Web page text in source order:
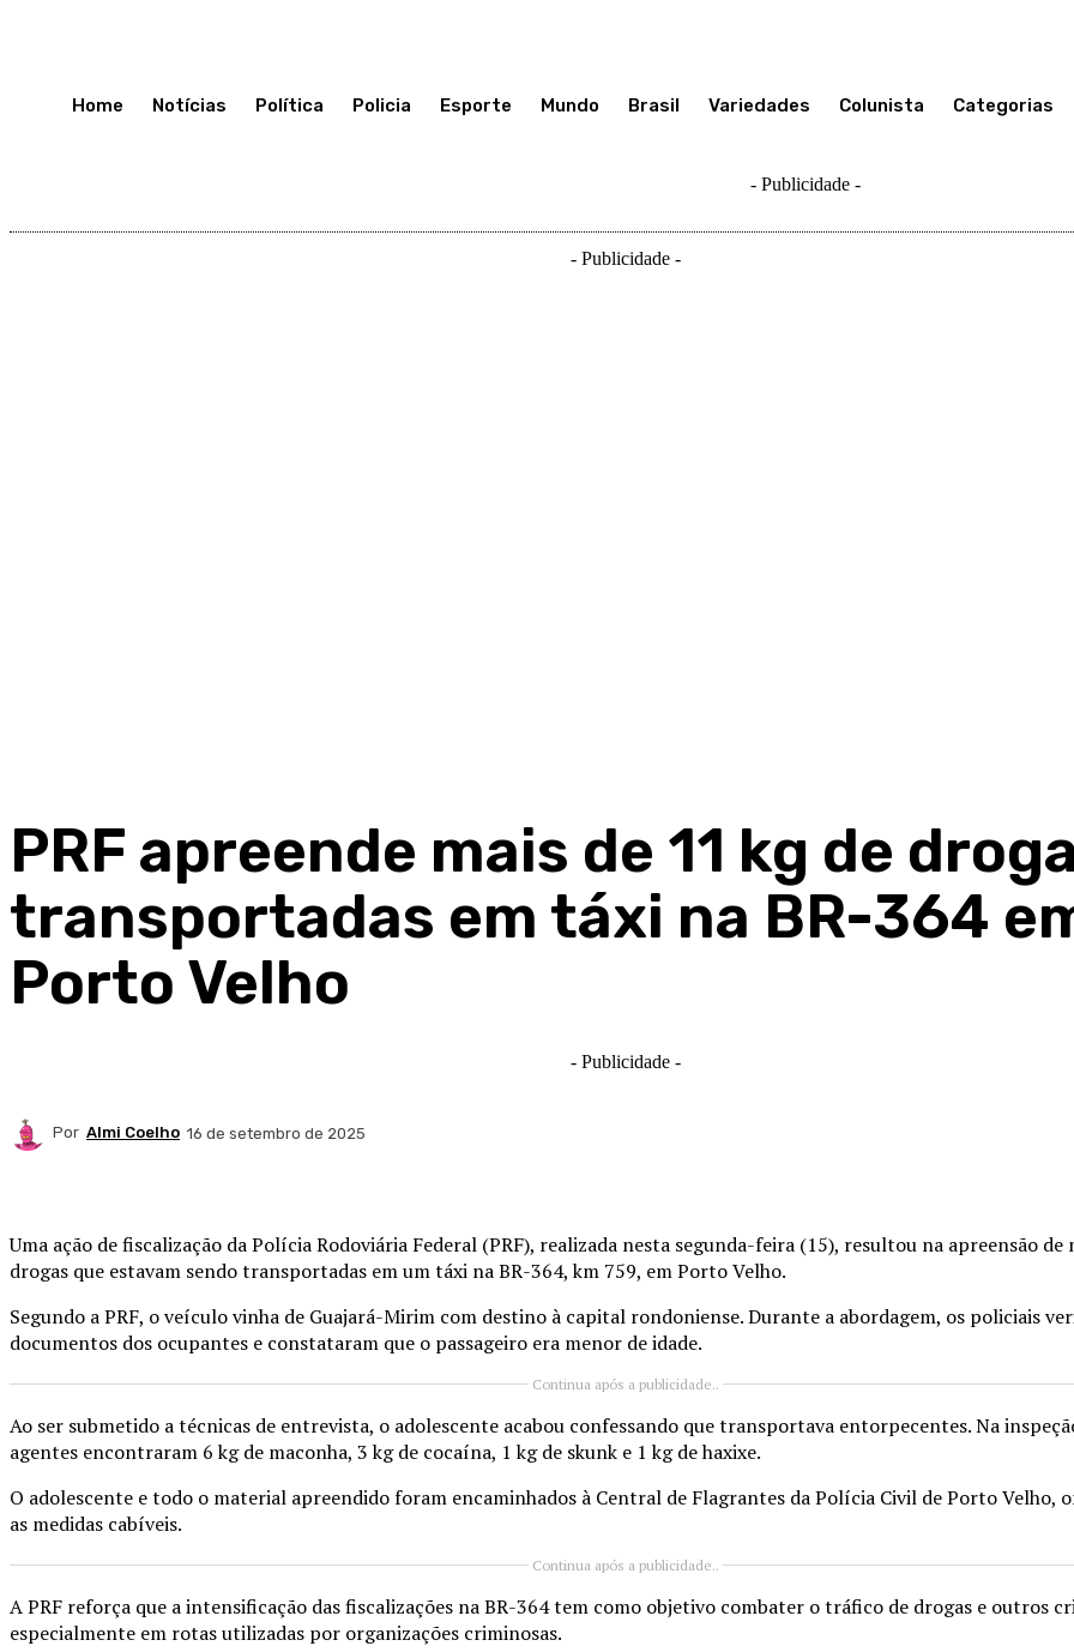
Home Notícias Política Policia Esporte Mundo Brasil Variedades Colunista Categorias
- Publicidade -
- Publicidade -
PRF apreende mais de 11 kg de
transportadas em táxi na BR-364
Porto Velho
- Publicidade -
Por Almi Coelho 16 de setembro de 2025
Uma ação de fiscalização da Polícia Rodoviária Federal (PRF), realizada nesta segunda-feira (15), resultou na apreensão de
drogas que estavam sendo transportadas em um táxi na BR-364, km 759, em Porto Velho.
Segundo a PRF, o veículo vinha de Guajará-Mirim com destino à capital rondoniense. Durante a abordagem, os policiais
documentos dos ocupantes e constataram que o passageiro era menor de idade.
Continua após a publicidade..
Ao ser submetido a técnicas de entrevista, o adolescente acabou confessando que transportava entorpecentes. Na
agentes encontraram 6 kg de maconha, 3 kg de cocaína, 1 kg de skunk e 1 kg de haxixe.
O adolescente e todo o material apreendido foram encaminhados à Central de Flagrantes da Polícia Civil de Porto Velho,
as medidas cabíveis.
Continua após a publicidade..
A PRF reforça que a intensificação das fiscalizações na BR-364 tem como objetivo combater o tráfico de drogas e outros
especialmente em rotas utilizadas por organizações criminosas.